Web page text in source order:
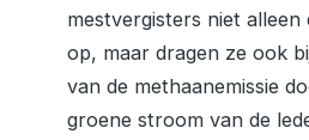
mestvergisters niet
op, maar dragen ze ook
van de methaanemissie
groene stroom van de